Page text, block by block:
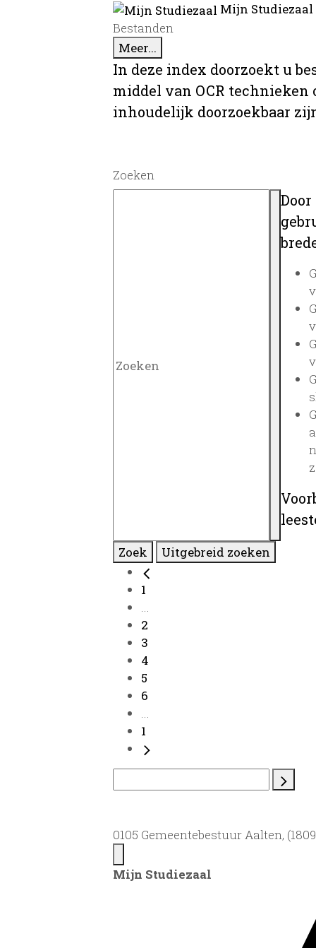
Mijn
Bestanden
Meer...
In deze index doorzoekt u
middel van OCR
inhoudelijk doorzoekbaar
Zoeken
Zoek Uitgebreid zoeken
1
...
2
3
4
5
6
...
1
0105 Gemeentebestuur Aalten,
Mijn Studiezaal